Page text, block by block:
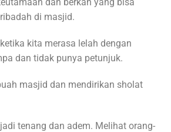
di masjid.
kita merasa lelah dengan
dan tidak punya petunjuk.
masjid dan mendirikan sholat
tenang dan adem. Melihat orang-